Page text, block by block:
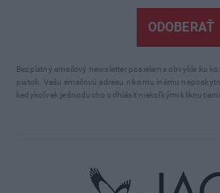
ODOBERAŤ
Bezplatný emailový newsletter posielame obvykle ku
piatok. Vašu emailovú adresu nikomu inému
kedykoľvek jednoducho odhlásiť niekoľkými kliknutiami.